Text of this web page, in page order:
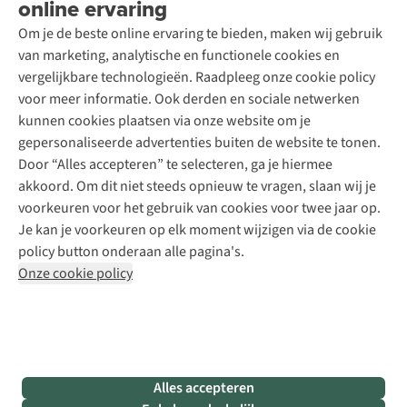
online ervaring
Om je de beste online ervaring te bieden, maken wij gebruik
van marketing, analytische en functionele cookies en
vergelijkbare technologieën. Raadpleeg onze cookie policy
voor meer informatie. Ook derden en sociale netwerken
kunnen cookies plaatsen via onze website om je
gepersonaliseerde advertenties buiten de website te tonen.
Door “Alles accepteren” te selecteren, ga je hiermee
akkoord. Om dit niet steeds opnieuw te vragen, slaan wij je
voorkeuren voor het gebruik van cookies voor twee jaar op.
Je kan je voorkeuren op elk moment wijzigen via de cookie
policy button onderaan alle pagina's.
Onze cookie policy
Alles accepteren
Contact
Toegankelijkheidsverklaring
Schoenonderhoud
Schoenherstelling
Kledingherstelling
Retouches
Voor bedrijven
Explore Academy
Explore Camp
Gear Check
Inspiratie & advies
Meld je aan voor de nieuwsbrief
Follow us
Disclaimer Privacy Policy
Algemene voorwaarden
Cookie Policy